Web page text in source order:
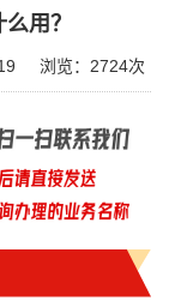
用？
浏览： 2724次